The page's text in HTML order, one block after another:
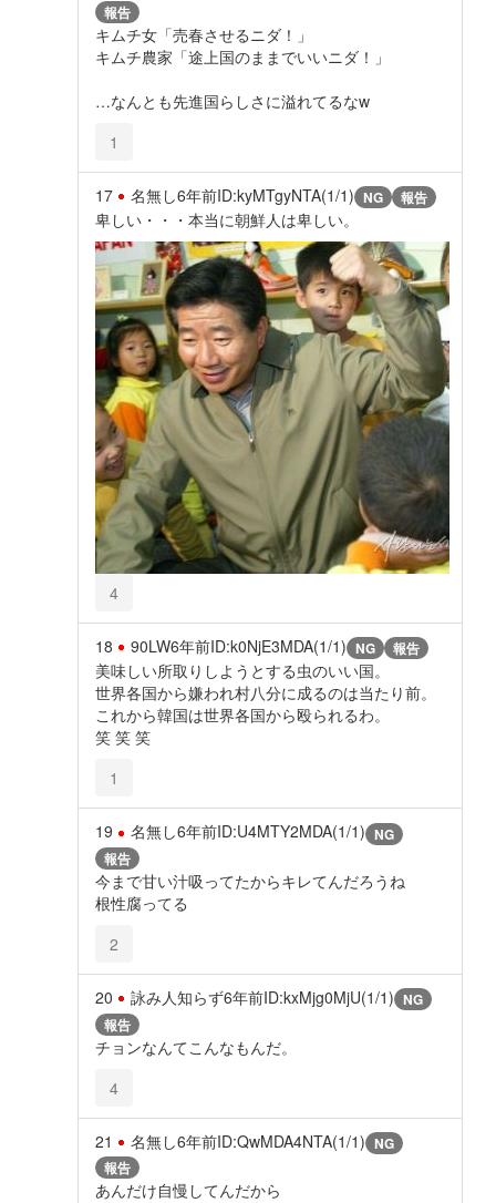
報告
キムチ女「売春させるニダ！」
キムチ農家「途上国のままでいいニダ！」
…なんとも先進国らしさに溢れてるなw
1
17 名無し6年前ID:kyMTgyNTA(1/1) NG 報告
卑しい・・・本当に朝鮮人は卑しい。
4
18 90LW6年前ID:k0NjE3MDA(1/1) NG 報告
美味しい所取りしようとする虫のいい国。
世界各国から嫌われ村八分に成るのは当たり前。
これから韓国は世界各国から殴られるわ。
笑 笑 笑
1
19 名無し6年前ID:U4MTY2MDA(1/1) NG
報告
今まで甘い汁吸ってたからキレてんだろうね
根性腐ってる
2
20 詠み人知らず6年前ID:kxMjg0MjU(1/1) NG
報告
チョンなんてこんなもんだ。
4
21 名無し6年前ID:QwMDA4NTA(1/1) NG
報告
あんだけ自慢してんだから